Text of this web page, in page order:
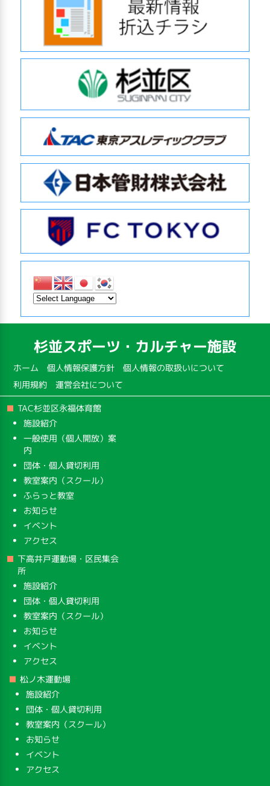
杉並スポーツ・カルチャー施設
ホーム 個人情報保護方針 個人情報の取扱いについて
利用規約 運営会社について
TAC杉並区永福体育館
施設紹介
一般使用（個人開放）案
内
団体・個人貸切利用
教室案内（スクール）
ふらっと教室
お知らせ
イベント
アクセス
下高井戸運動場・区民集会
所
施設紹介
団体・個人貸切利用
教室案内（スクール）
お知らせ
イベント
アクセス
松ノ木運動場
施設紹介
団体・個人貸切利用
教室案内（スクール）
お知らせ
イベント
アクセス